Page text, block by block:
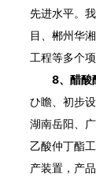
先进水平
目、郴
工程等多个项
8、醋酸
ひ瞻、
湖南岳阳、广
乙酸仲丁酯工
产装置，